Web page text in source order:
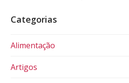
Categorias
Alimentação
Artigos